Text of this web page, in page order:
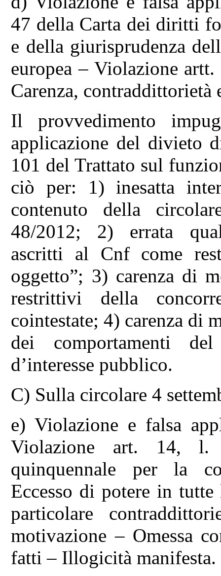
47 della Carta dei diritti
e della giurisprudenza
europea – Violazione
Carenza,
Il provvedimento
applicazione del divieto
101 del Trattato sul
ciò per: 1) inesatta
contenuto della
48/2012; 2) errata
ascritti al Cnf come
oggetto”; 3) carenza di
restrittivi della
cointestate; 4) carenza di
dei comportamenti
d’interesse pubblico.
C) Sulla circolare 4
e) Violazione e falsa
Violazione art. 14,
quinquennale per la
Eccesso di potere in
particolare
motivazione – Omessa
fatti – Illogicità manifesta.